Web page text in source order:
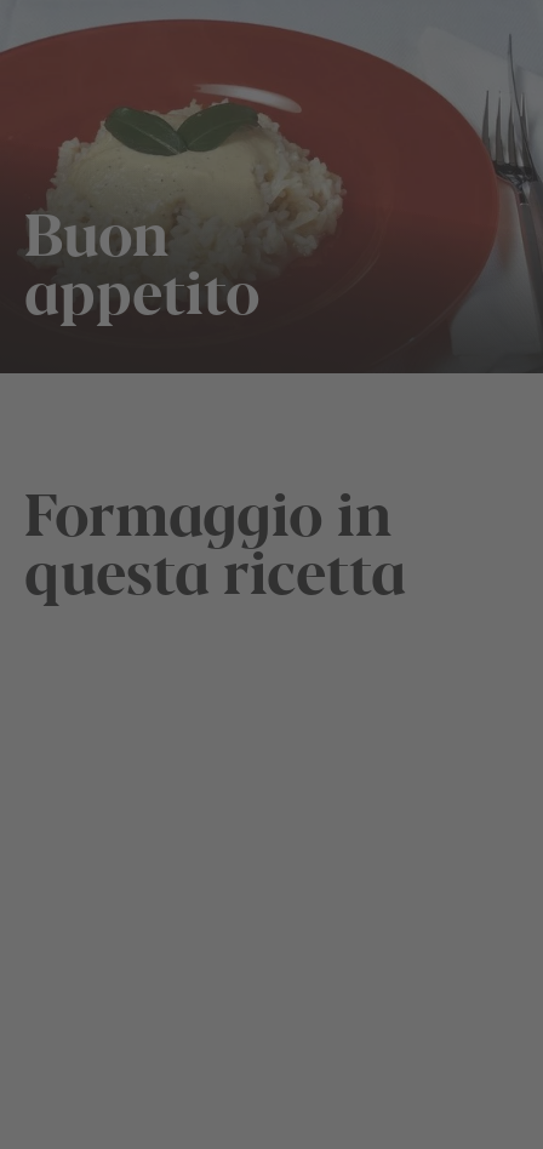
Buon
appetito
Formaggio in
questa ricetta